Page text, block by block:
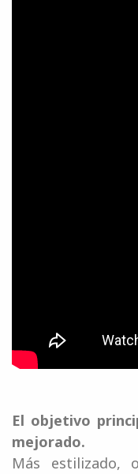
El objetivo
mejorado.
Más estilizado,